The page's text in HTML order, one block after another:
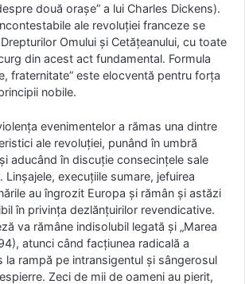
două oraşe” a lui Charles Dickens).
ale revoluţiei franceze se
Omului şi Cetăţeanului, cu toate
din acest act fundamental. Formula
fraternitate” este elocventă pentru forţa
nobile.
evenimentelor a rămas una dintre
ale revoluţiei, punând în umbră
aducând în discuţie consecinţele sale
execuţiile sumare, jefuirea
au îngrozit Europa şi rămân şi astăzi
în privinţa dezlănţuirilor revendicative.
va rămâne indisolubil legată şi „Marea
atunci când facţiunea radicală a
la rampă pe intransigentul şi sângerosul
Zeci de mii de oameni au pierit,